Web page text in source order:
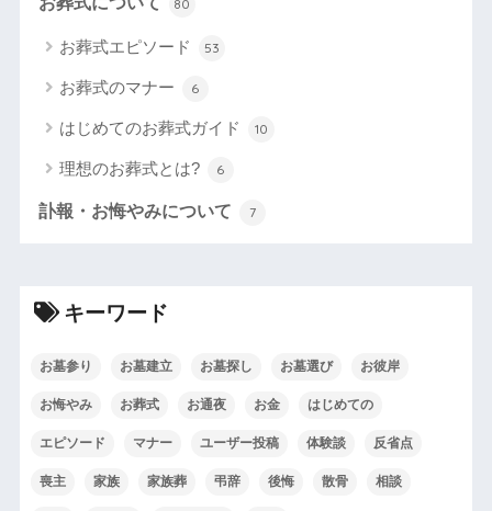
80
お葬式エピソード 53
お葬式のマナー 6
はじめてのお葬式ガイド 10
理想のお葬式とは? 6
訃報・お悔やみについて 7
キーワード
お墓参り お墓建立 お墓探し お墓選び お彼岸
お悔やみ お葬式 お通夜 お金 はじめての
エピソード マナー ユーザー投稿 体験談 反省点
喪主 家族 家族葬 弔辞 後悔 散骨 相談